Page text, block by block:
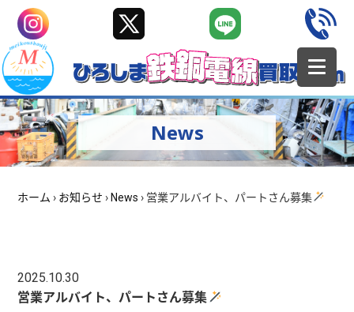
News
ホーム › お知らせ › News › 営業アルバイト、パートさん募集
2025.10.30
営業アルバイト、パートさん募集